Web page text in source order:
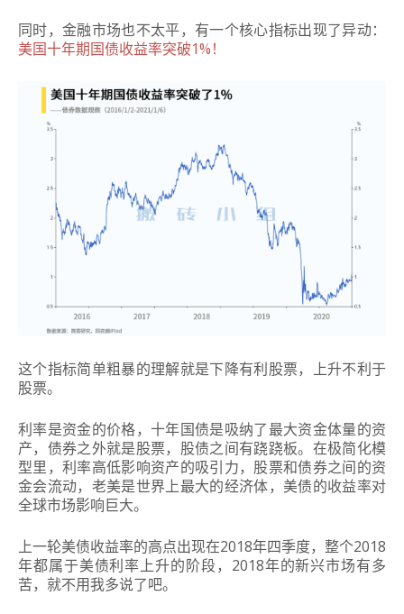
同时，金融市场也不太平， 有一个核心指标出现了异动：
美国十年期国债收益率突破1%！
这个指标简单粗暴的理解就是下降有利股票，上升不利于
股票。
利率是资金的价格，十年国债是吸纳了最大资金体量的资
产，债券之外就是股票，股债之间有跷跷板。在极简化模
型里，利率高低影响资产的吸引力，股票和债券之间的资
金会流动，老美是世界上最大的经济体，美债的收益率对
全球市场影响巨大。
上一轮美债收益率的高点出现在2018年四季度，整个2018
年都属于美债利率上升的阶段，2018年的新兴市场有多
苦，就不用我多说了吧。